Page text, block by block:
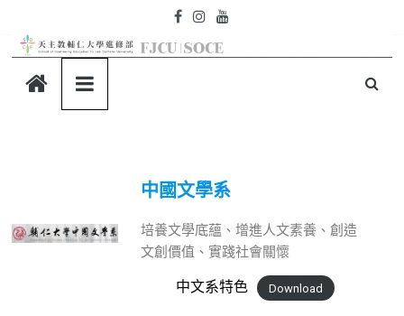
中國文學系
培養文學底蘊、增進人文素養、創造
文創價值、實踐社會關懷
中文系特色 Download